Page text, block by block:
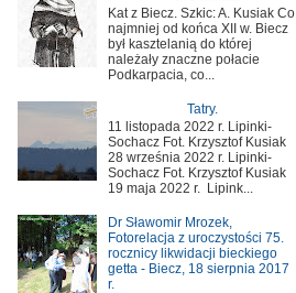
Kat z Biecz. Szkic: A. Kusiak Co
najmniej od końca XII w. Biecz
był kasztelanią do której
należały znaczne połacie
Podkarpacia, co...
Tatry.
11 listopada 2022 r. Lipinki-
Sochacz Fot. Krzysztof Kusiak
28 września 2022 r. Lipinki-
Sochacz Fot. Krzysztof Kusiak
19 maja 2022 r. Lipink...
Dr Sławomir Mrozek,
Fotorelacja z uroczystości 75.
rocznicy likwidacji bieckiego
getta - Biecz, 18 sierpnia 2017
r.